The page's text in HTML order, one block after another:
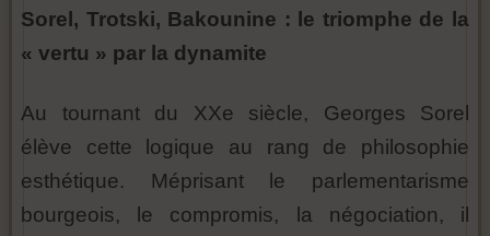
Sorel, Trotski, Bakounine : le triomphe de la
« vertu » par la dynamite
Au tournant du XXe siècle, Georges Sorel
élève cette logique au rang de philosophie
esthétique. Méprisant le parlementarisme
bourgeois, le compromis, la négociation, il